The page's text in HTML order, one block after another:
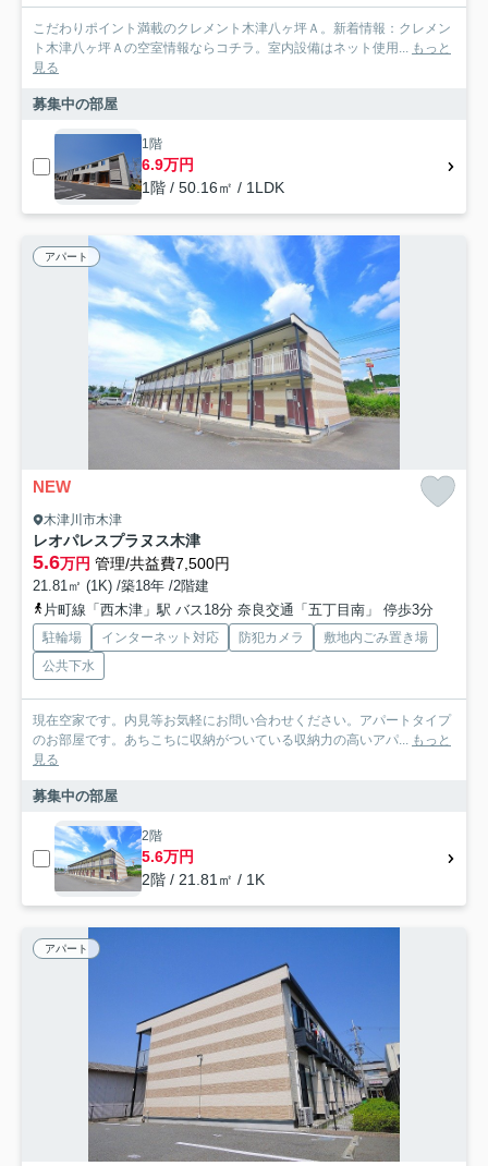
こだわりポイント満載のクレメント木津八ヶ坪Ａ。新着情報：クレメン
ト木津八ヶ坪Ａの空室情報ならコチラ。室内設備はネット使用... もっと
見る
募集中の部屋
1階
6.9万円
1階 / 50.16㎡ / 1LDK
アパート
NEW
木津川市木津
レオパレスプラヌス木津
5.6万円 管理/共益費7,500円
21.81㎡ (1K) /築18年 /2階建
片町線「西木津」駅 バス18分 奈良交通「五丁目南」 停歩3分
駐輪場 インターネット対応 防犯カメラ
敷地内ごみ置き場
公共下水
現在空家です。内見等お気軽にお問い合わせください。アパートタイプ
のお部屋です。あちこちに収納がついている収納力の高いアパ... もっと
見る
募集中の部屋
2階
5.6万円
2階 / 21.81㎡ / 1K
アパート